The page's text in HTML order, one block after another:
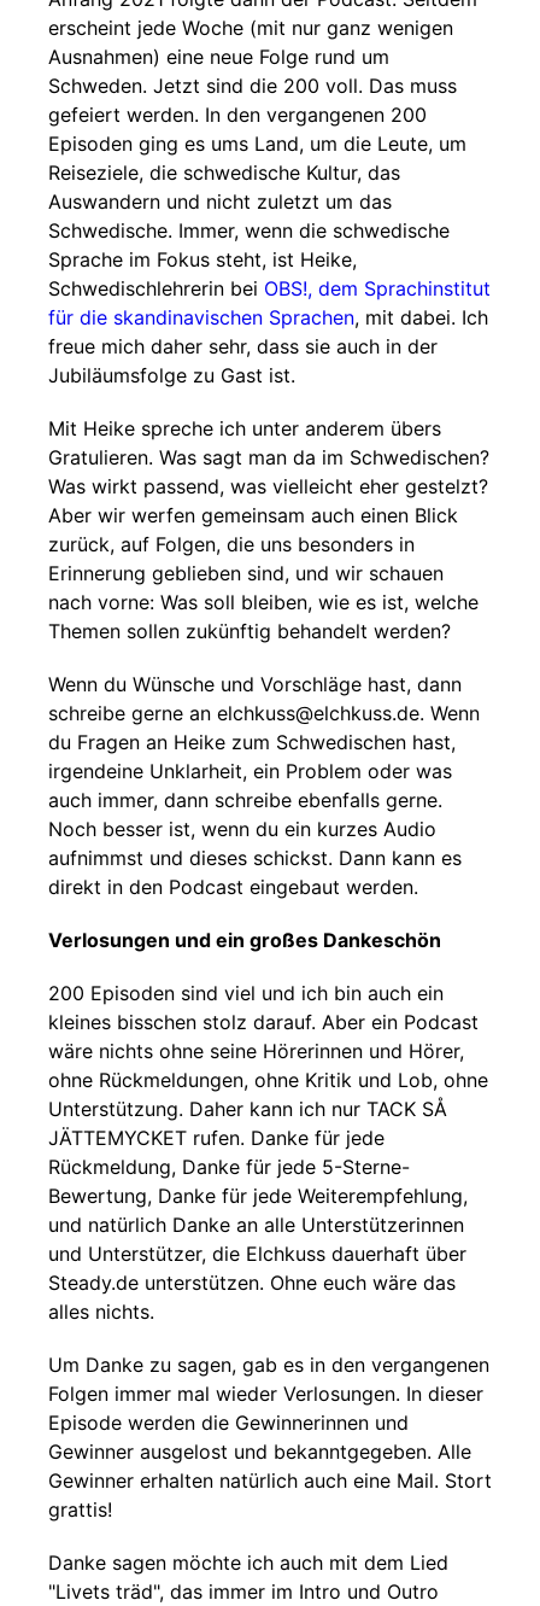
erscheint jede Woche (mit nur ganz wenigen
Ausnahmen) eine neue Folge rund um
Schweden. Jetzt sind die 200 voll. Das muss
gefeiert werden. In den vergangenen 200
Episoden ging es ums Land, um die Leute, um
Reiseziele, die schwedische Kultur, das
Auswandern und nicht zuletzt um das
Schwedische. Immer, wenn die schwedische
Sprache im Fokus steht, ist Heike,
Schwedischlehrerin bei OBS!, dem Sprachinstitut
für die skandinavischen Sprachen, mit dabei. Ich
freue mich daher sehr, dass sie auch in der
Jubiläumsfolge zu Gast ist.
Mit Heike spreche ich unter anderem übers
Gratulieren. Was sagt man da im Schwedischen?
Was wirkt passend, was vielleicht eher gestelzt?
Aber wir werfen gemeinsam auch einen Blick
zurück, auf Folgen, die uns besonders in
Erinnerung geblieben sind, und wir schauen
nach vorne: Was soll bleiben, wie es ist, welche
Themen sollen zukünftig behandelt werden?
Wenn du Wünsche und Vorschläge hast, dann
schreibe gerne an elchkuss@elchkuss.de. Wenn
du Fragen an Heike zum Schwedischen hast,
irgendeine Unklarheit, ein Problem oder was
auch immer, dann schreibe ebenfalls gerne.
Noch besser ist, wenn du ein kurzes Audio
aufnimmst und dieses schickst. Dann kann es
direkt in den Podcast eingebaut werden.
Verlosungen und ein großes Dankeschön
200 Episoden sind viel und ich bin auch ein
kleines bisschen stolz darauf. Aber ein Podcast
wäre nichts ohne seine Hörerinnen und Hörer,
ohne Rückmeldungen, ohne Kritik und Lob, ohne
Unterstützung. Daher kann ich nur TACK SÅ
JÄTTEMYCKET rufen. Danke für jede
Rückmeldung, Danke für jede 5-Sterne-
Bewertung, Danke für jede Weiterempfehlung,
und natürlich Danke an alle Unterstützerinnen
und Unterstützer, die Elchkuss dauerhaft über
Steady.de unterstützen. Ohne euch wäre das
alles nichts.
Um Danke zu sagen, gab es in den vergangenen
Folgen immer mal wieder Verlosungen. In dieser
Episode werden die Gewinnerinnen und
Gewinner ausgelost und bekanntgegeben. Alle
Gewinner erhalten natürlich auch eine Mail. Stort
grattis!
Danke sagen möchte ich auch mit dem Lied
"Livets träd", das immer im Intro und Outro